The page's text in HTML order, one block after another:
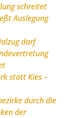
schreitet
Auslegung
darf
statt Kies –
durch die
der